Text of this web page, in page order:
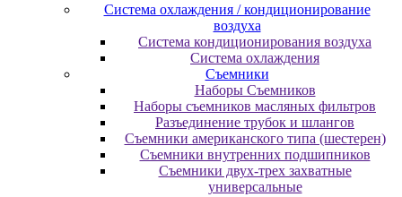
Система охлаждения / кондиционирование
воздуха
Система кондиционирования воздуха
Система охлаждения
Съемники
Наборы Съемников
Наборы съемников масляных фильтров
Разъединение трубок и шлангов
Съемники американского типа (шестерен)
Съемники внутренних подшипников
Съемники двух-трех захватные
универсальные